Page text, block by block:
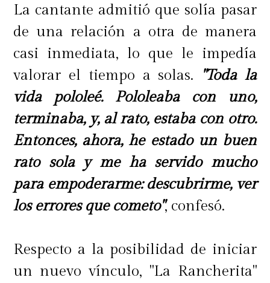
La cantante admitió que solía pasar
de una relación a otra de manera
casi inmediata, lo que le impedía
valorar el tiempo a solas.
"Toda la
vida pololeé. Pololeaba con uno,
terminaba, y, al rato, estaba con otro.
Entonces, ahora, he estado un buen
rato sola y me ha servido mucho
para empoderarme: descubrirme, ver
los errores que cometo", confesó.
Respecto a la posibilidad de iniciar
un nuevo vínculo, "La Rancherita"